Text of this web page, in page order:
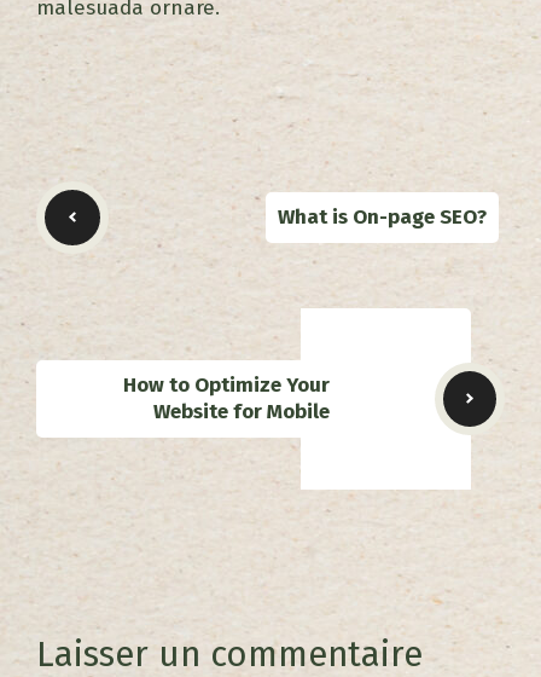
malesuada ornare.
What is On-page SEO?
How to Optimize Your
Website for Mobile
Laisser un commentaire